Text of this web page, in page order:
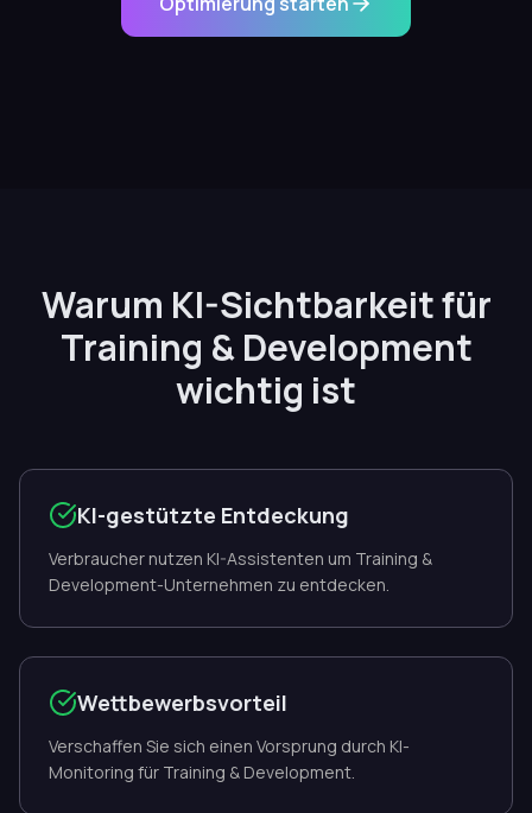
Warum KI-Sichtbarkeit für
Training & Development
wichtig ist
KI-gestützte Entdeckung
Verbraucher nutzen KI-Assistenten um Training &
Development-Unternehmen zu entdecken.
Wettbewerbsvorteil
Verschaffen Sie sich einen Vorsprung durch KI-
Monitoring für Training & Development.